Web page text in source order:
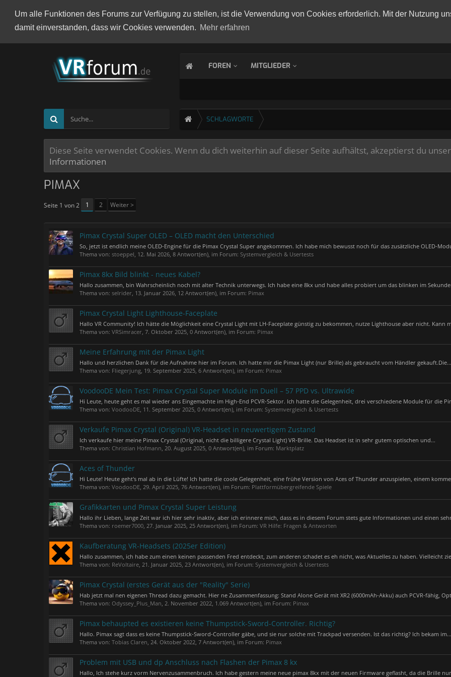
Um alle Funktionen des Forums zur Verfügung zu stellen, ist die Verwendung von Cookies erforderlich. Mit der Nutzung
damit einverstanden, dass wir Cookies verwenden. Mehr erfahren
FOREN MITGLIEDER
SCHLAGWORTE
Diese Seite verwendet Cookies. Wenn du dich weiterhin auf dieser Seite aufhältst, akzeptierst du
Informationen
PIMAX
Seite 1 von 2 1 2 Weiter >
Pimax Crystal Super OLED – OLED macht den Unterschied
So, jetzt ist endlich meine OLED-Engine für die Pimax Crystal Super angekommen. Ich habe mich bewusst noch für das zusätzliche OLED-
Thema von: stoeppel, 12. Mai 2026, 8 Antwort(en), im Forum: Systemvergleich & Usertests
Pimax 8kx Bild blinkt - neues Kabel?
Hallo zusammen, bin Wahrscheinlich noch mit alter Technik unterwegs. Ich habe eine 8kx und habe alles probiert um das blinken im
Thema von: selrider, 13. Januar 2026, 12 Antwort(en), im Forum: Pimax
Pimax Crystal Light Lighthouse-Faceplate
Hallo VR Community! Ich hätte die Möglichkeit eine Crystal Light mit LH-Faceplate günstig zu bekommen, nutze Lighthouse aber nicht. Kann
Thema von: VRSimracer, 7. Oktober 2025, 0 Antwort(en), im Forum: Pimax
Meine Erfahrung mit der Pimax Light
Hallo und herzlichen Dank für die Aufnahme hier im Forum. Ich hatte mir die Pimax Light (nur Brille) als gebraucht vom Händler gekauft.Die...
Thema von: Fliegerjung, 19. September 2025, 6 Antwort(en), im Forum: Pimax
VoodooDE Mein Test: Pimax Crystal Super Module im Duell – 57 PPD vs. Ultrawide
Hi Leute, heute geht es mal wieder ans Eingemachte im High-End PCVR-Sektor. Ich hatte die Gelegenheit, drei verschiedene Module für die
Thema von: VoodooDE, 11. September 2025, 0 Antwort(en), im Forum: Systemvergleich & Usertests
Verkaufe Pimax Crystal (Original) VR-Headset in neuwertigem Zustand
Ich verkaufe hier meine Pimax Crystal (Original, nicht die billigere Crystal Light) VR-Brille. Das Headset ist in sehr gutem optischen und...
Thema von: Christian Hofmann, 20. August 2025, 0 Antwort(en), im Forum: Marktplatz
Aces of Thunder
Hi Leute! Heute geht's mal ab in die Lüfte! Ich hatte die coole Gelegenheit, eine frühe Version von Aces of Thunder anzuspielen, einem
Thema von: VoodooDE, 29. April 2025, 76 Antwort(en), im Forum: Plattformübergreifende Spiele
Grafikkarten und Pimax Crystal Super Leistung
Hallo ihr Lieben, lange Zeit war ich hier sehr inaktiv, aber ich erinnere mich, dass es in diesem Forum stets gute Informationen und einen
Thema von: roemer7000, 27. Januar 2025, 25 Antwort(en), im Forum: VR Hilfe: Fragen & Antworten
Kaufberatung VR-Headsets (2025er Edition)
Hallo zusammen, ich habe zum einen keinen passenden Fred entdeckt, zum anderen schadet es eh nicht, was Aktuelles zu haben. Vielleicht
Thema von: ReVoltaire, 21. Januar 2025, 23 Antwort(en), im Forum: Systemvergleich & Usertests
Pimax Crystal (erstes Gerät aus der "Reality" Serie)
Hab jetzt mal nen eigenen Thread dazu gemacht. Hier ne Zusammenfassung: Stand Alone Gerät mit XR2 (6000mAh-Akku) auch PCVR-fähig,
Thema von: Odyssey_Plus_Man, 2. November 2022, 1.069 Antwort(en), im Forum: Pimax
Pimax behaupted es existieren keine Thumpstick-Sword-Controller. Richtig?
Hallo. Pimax sagt dass es keine Thumpstick-Sword-Controller gäbe, und sie nur solche mit Trackpad versenden. Ist das richtig? Ich bekam im...
Thema von: Tobias Claren, 24. Oktober 2022, 7 Antwort(en), im Forum: Pimax
Problem mit USB und dp Anschluss nach Flashen der Pimax 8 kx
Hallo, Ich stehe kurz vorm Nervenzusammenbruch. Ich habe gestern meine neue pimax 8kx mit der neuen Firmware geflasht, da die Brille